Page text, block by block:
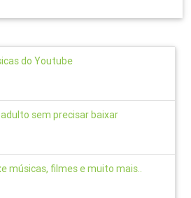
do Youtube
sem precisar baixar
músicas, filmes e muito mais..